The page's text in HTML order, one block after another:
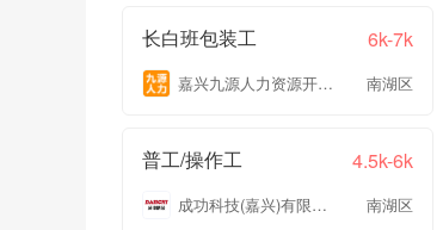
长白班包装工 6k-7k
嘉兴九源人力资源开发有限公司 南湖区
普工/操作工 4.5k-6k
成功科技(嘉兴)有限公司 南湖区